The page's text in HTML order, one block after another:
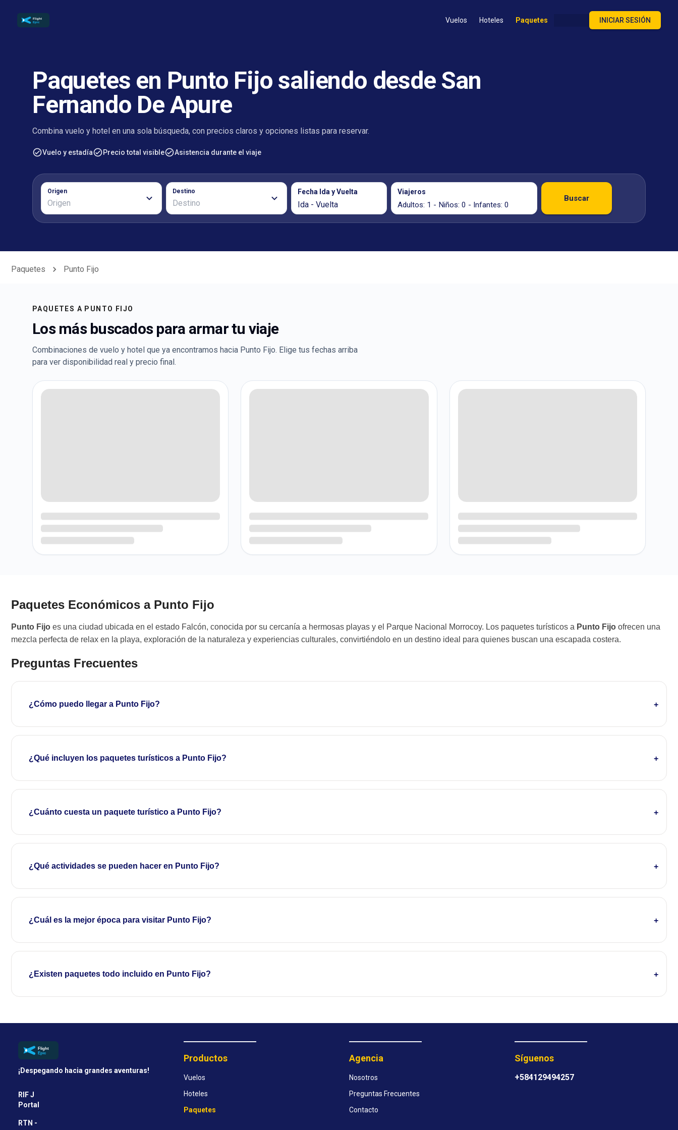
Vuelos Hoteles Paquetes INICIAR SESIÓN
Paquetes en Punto Fijo saliendo desde San
Fernando De Apure
Combina vuelo y hotel en una sola búsqueda, con precios claros y opciones listas para reservar.
Vuelo y estadía Precio total visible Asistencia durante el viaje
Origen Destino Fecha Ida y Vuelta
Ida - Vuelta
Viajeros
Adultos: 1 - Niños: 0 - Infantes: 0
Buscar
Paquetes Punto Fijo
PAQUETES A PUNTO FIJO
Los más buscados para armar tu viaje
Combinaciones de vuelo y hotel que ya encontramos hacia Punto Fijo. Elige tus fechas arriba
para ver disponibilidad real y precio final.
Paquetes Económicos a Punto Fijo
Punto Fijo es una ciudad ubicada en el estado Falcón, conocida por su cercanía a hermosas playas y el Parque Nacional Morrocoy. Los paquetes turísticos a Punto Fijo ofrecen una
mezcla perfecta de relax en la playa, exploración de la naturaleza y experiencias culturales, convirtiéndolo en un destino ideal para quienes buscan una escapada costera.
Preguntas Frecuentes
¿Cómo puedo llegar a Punto Fijo?
¿Qué incluyen los paquetes turísticos a Punto Fijo?
¿Cuánto cuesta un paquete turístico a Punto Fijo?
¿Qué actividades se pueden hacer en Punto Fijo?
¿Cuál es la mejor época para visitar Punto Fijo?
¿Existen paquetes todo incluido en Punto Fijo?
¡Despegando hacia grandes aventuras!
RIF J
Portal
RTN -
Productos
Vuelos
Hoteles
Paquetes
Agencia
Nosotros
Preguntas Frecuentes
Contacto
Síguenos
+584129494257